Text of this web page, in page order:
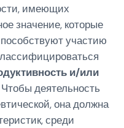
имеющих
значение, которые
участию
и/или
Чтобы деятельность
она должна
среди